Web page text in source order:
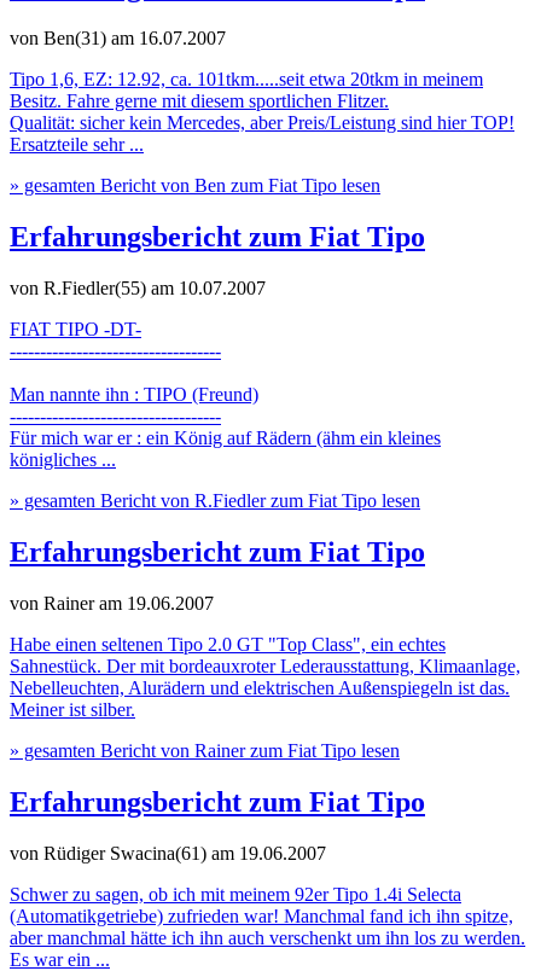
von Ben(31) am 16.07.2007
Tipo 1,6, EZ: 12.92, ca. 101tkm.....seit etwa 20tkm in meinem
Besitz. Fahre gerne mit diesem sportlichen Flitzer.
Qualität: sicher kein Mercedes, aber Preis/Leistung sind hier TOP!
Ersatzteile sehr ...
» gesamten Bericht von Ben zum Fiat Tipo lesen
Erfahrungsbericht zum Fiat Tipo
von R.Fiedler(55) am 10.07.2007
FIAT TIPO -DT-
-----------------------------------
Man nannte ihn : TIPO (Freund)
-----------------------------------
Für mich war er : ein König auf Rädern (ähm ein kleines
königliches ...
» gesamten Bericht von R.Fiedler zum Fiat Tipo lesen
Erfahrungsbericht zum Fiat Tipo
von Rainer am 19.06.2007
Habe einen seltenen Tipo 2.0 GT "Top Class", ein echtes
Sahnestück. Der mit bordeauxroter Lederausstattung, Klimaanlage,
Nebelleuchten, Alurädern und elektrischen Außenspiegeln ist das.
Meiner ist silber.
» gesamten Bericht von Rainer zum Fiat Tipo lesen
Erfahrungsbericht zum Fiat Tipo
von Rüdiger Swacina(61) am 19.06.2007
Schwer zu sagen, ob ich mit meinem 92er Tipo 1.4i Selecta
(Automatikgetriebe) zufrieden war! Manchmal fand ich ihn spitze,
aber manchmal hätte ich ihn auch verschenkt um ihn los zu werden.
Es war ein ...